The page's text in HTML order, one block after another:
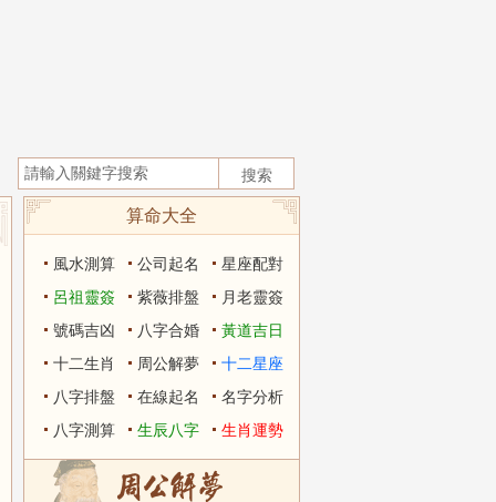
算命大全
風水測算 公司起名
星座配對
呂祖靈簽
紫薇排盤
月老靈簽
號碼吉凶
八字合婚
黃道吉日
十二生肖
周公解夢
十二星座
八字排盤
在線起名
名字分析
八字測算
生辰八字 生肖運勢